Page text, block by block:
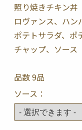
照り焼きチキン丼
ロヴァンス、ハン
ポテトサラダ、ポ
チャップ、ソース
品数 9品
ソース：